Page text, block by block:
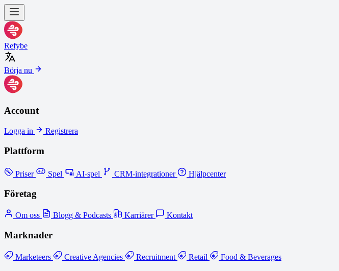
Refybe
Börja nu
Account
Logga in Registrera
Plattform
Priser Spel AI-spel CRM-integrationer Hjälpcenter
Företag
Om oss Blogg & Podcasts Karriärer Kontakt
Marknader
Marketeers Creative Agencies Recruitment Retail Food & Beverages